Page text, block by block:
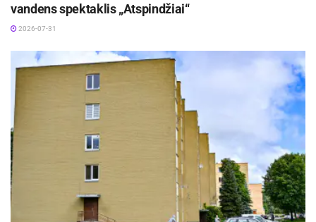
vandens spektaklis „Atspindžiai“
2026-07-31